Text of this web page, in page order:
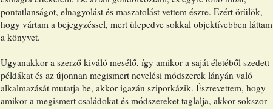
pontatlanságot, elnagyolást és maszatolást vettem észre. Ezért örülök,
hogy vártam a bejegyzéssel, mert ülepedve sokkal objektívebben láttam
a könyvet.
Ugyanakkor a szerző kiváló mesélő, így amikor a saját életéből szedett
példákat és az újonnan megismert nevelési módszerek lányán való
alkalmazását mutatja be, akkor igazán sziporkázik. Észrevettem, hogy
amikor a megismert családokat és módszereket taglalja, akkor sokszor